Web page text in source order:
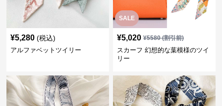
¥5,280 (税込)
アルファベットツイリー
SALE
¥5,020 ¥5580(割引前)
スカーフ 幻想的な葉模様のツイ
リー